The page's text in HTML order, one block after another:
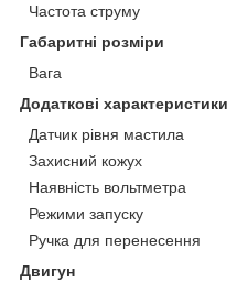
Частота струму
Габаритні розміри
Вага
Додаткові характеристики
Датчик рівня мастила
Захисний кожух
Наявність вольтметра
Режими запуску
Ручка для перенесення
Двигун